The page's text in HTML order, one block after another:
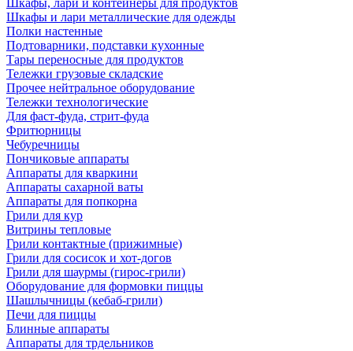
Шкафы, лари и контейнеры для продуктов
Шкафы и лари металлические для одежды
Полки настенные
Подтоварники, подставки кухонные
Тары переносные для продуктов
Тележки грузовые складские
Прочее нейтральное оборудование
Тележки технологические
Для фаст-фуда, стрит-фуда
Фритюрницы
Чебуречницы
Пончиковые аппараты
Аппараты для кваркини
Аппараты сахарной ваты
Аппараты для попкорна
Грили для кур
Витрины тепловые
Грили контактные (прижимные)
Грили для сосисок и хот-догов
Грили для шаурмы (гирос-грили)
Оборудование для формовки пиццы
Шашлычницы (кебаб-грили)
Печи для пиццы
Блинные аппараты
Аппараты для трдельников